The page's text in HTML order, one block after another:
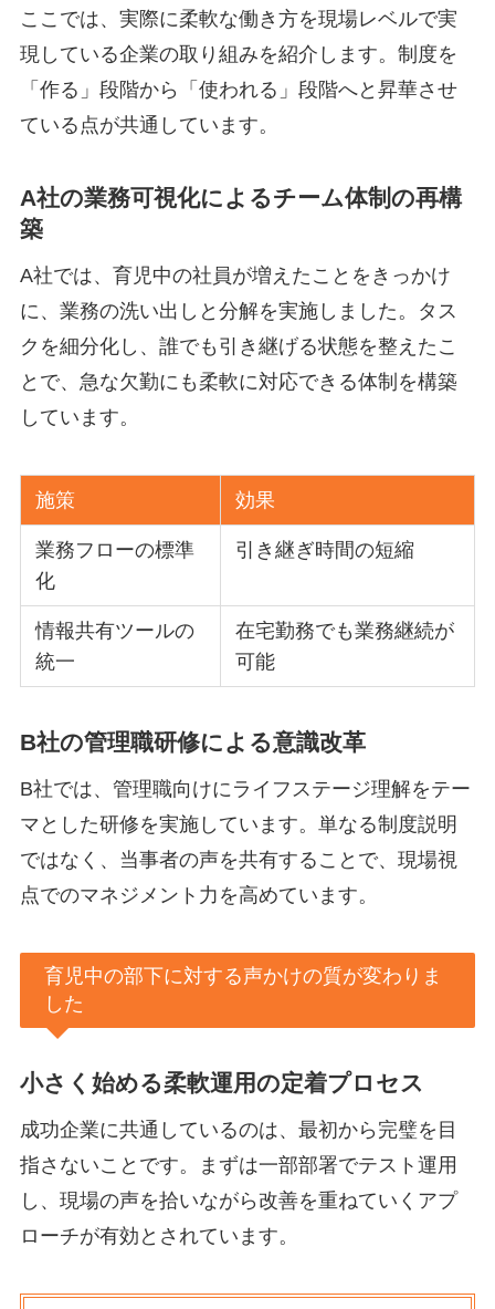
ここでは、実際に柔軟な働き方を現場レベルで実
現している企業の取り組みを紹介します。制度を
「作る」段階から「使われる」段階へと昇華させ
ている点が共通しています。
A社の業務可視化によるチーム体制の再構
築
A社では、育児中の社員が増えたことをきっかけ
に、業務の洗い出しと分解を実施しました。タス
クを細分化し、誰でも引き継げる状態を整えたこ
とで、急な欠勤にも柔軟に対応できる体制を構築
しています。
施策 効果
業務フローの標準
化
引き継ぎ時間の短縮
情報共有ツールの
統一
在宅勤務でも業務継続が
可能
B社の管理職研修による意識改革
B社では、管理職向けにライフステージ理解をテー
マとした研修を実施しています。単なる制度説明
ではなく、当事者の声を共有することで、現場視
点でのマネジメント力を高めています。
育児中の部下に対する声かけの質が変わりま
した
小さく始める柔軟運用の定着プロセス
成功企業に共通しているのは、最初から完璧を目
指さないことです。まずは一部部署でテスト運用
し、現場の声を拾いながら改善を重ねていくアプ
ローチが有効とされています。